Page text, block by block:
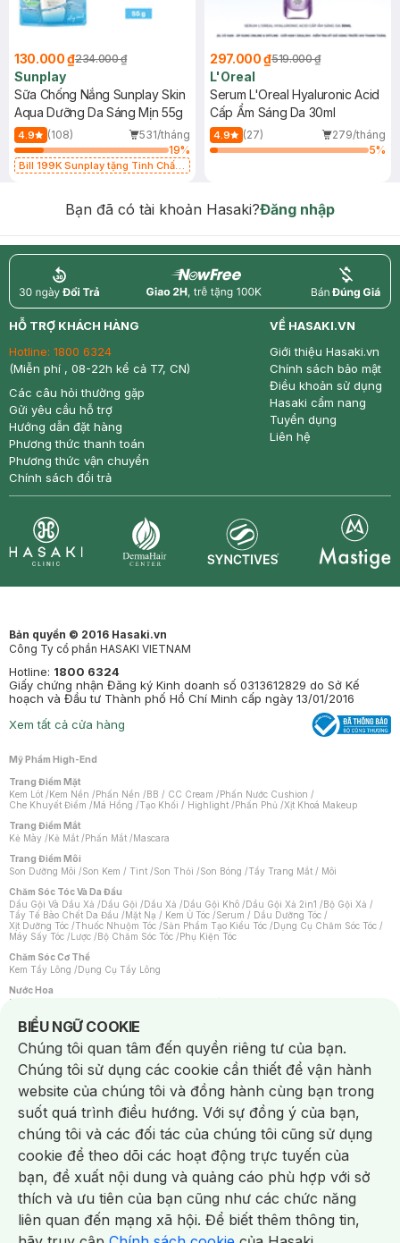
130.000 ₫234.000 ₫
Sunplay
Sữa Chống Nắng Sunplay Skin
Aqua Dưỡng Da Sáng Mịn 55g
4.9 (108)
531/tháng
19%
Bill 199K Sunplay tặng Tinh Chất
297.000 ₫519.000 ₫
L'Oreal
Serum L'Oreal Hyaluronic Acid
Cấp Ẩm Sáng Da 30ml
4.9 (27)
279/tháng
5%
Bạn đã có tài khoản Hasaki?Đăng nhập
return nowfree price
HỖ TRỢ KHÁCH HÀNG
Hotline: 1800 6324
(Miễn phí , 08-22h kể cả T7, CN)
Các câu hỏi thường gặp
Gửi yêu cầu hỗ trợ
Hướng dẫn đặt hàng
Phương thức thanh toán
Phương thức vận chuyển
Chính sách đổi trả
VỀ HASAKI.VN
Giới thiệu Hasaki.vn
Chính sách bảo mật
Điều khoản sử dụng
Hasaki cẩm nang
Tuyển dụng
Liên hệ
Bản quyền © 2016 Hasaki.vn
Công Ty cổ phần HASAKI VIETNAM
Hotline: 1800 6324
Giấy chứng nhận Đăng ký Kinh doanh số 0313612829 do Sở Kế
hoạch và Đầu tư Thành phố Hồ Chí Minh cấp ngày 13/01/2016
Xem tất cả cửa hàng
Mỹ Phẩm High-End
Trang Điểm Mặt
Kem Lót /Kem Nền /Phấn Nền /BB / CC Cream /Phấn Nước Cushion /
Che Khuyết Điểm /Má Hồng /Tạo Khối / Highlight /Phấn Phủ /Xịt Khoá Makeup
Trang Điểm Mắt
Kẻ Mày /Kẻ Mắt /Phấn Mắt /Mascara
Trang Điểm Môi
Son Dưỡng Môi /Son Kem / Tint /Son Thỏi /Son Bóng /Tẩy Trang Mắt / Môi
Chăm Sóc Tóc Và Da Đầu
Dầu Gội Và Dầu Xả /Dầu Gội /Dầu Xả /Dầu Gội Khô /Dầu Gội Xả 2in1 /Bộ Gội Xả /
Tẩy Tế Bào Chết Da Đầu /Mặt Nạ / Kem Ủ Tóc /Serum / Dầu Dưỡng Tóc /
Xịt Dưỡng Tóc /Thuốc Nhuộm Tóc /Sản Phẩm Tạo Kiểu Tóc /Dụng Cụ Chăm Sóc Tóc /
Máy Sấy Tóc /Lược /Bộ Chăm Sóc Tóc /Phụ Kiện Tóc
Chăm Sóc Cơ Thể
Kem Tẩy Lông /Dụng Cụ Tẩy Lông
Nước Hoa
Nước Hoa Nữ
Chăm Sóc Cá Nhân
Chống Muỗi /Khẩu Trang /Máy Massage/Mặt Nạ Xông Hơi /Nước Rửa Tay/
Sản Phẩm Chăm Sóc Khác /Bàn Chải Đánh Răng /Bàn Chải Điện/
Hỗ Trợ Trắng Răng/Kem Đánh Răng /Máy Tăm Nước/ Nước Súc Miệng/
Tăm / Chỉ Nha Khoa/ Xịt Thơm Miệng / Dung Dịch Vệ Sinh/Dưỡng Vùng Kín/
Khăn Ướt Vệ Sinh Vùng Kín/Băng Vệ Sinh/Tampon/Bọt Cạo Râu /Dao Cạo Râu/
Máy Cạo Râu
Vấn Đề Về Da
Da Dầu / Lỗ Chân Lông To/ Da Khô / Mất Nước/ Da Lão Hóa/ Da Mụn/
Da Nhạy Cảm / Kích Ứng
Da Xỉn Màu Thâm / Nám / Tàn Nhang
Quầng Thâm & Bọng Mắt /Sẹo /Viêm Da Cơ Địa
Dụng Cụ / Phụ Kiện Chăm Sóc Da
Bông Tẩy Trang
Khăn Lau Mặt Khô Dụng Cụ / Máy Rửa Mặt Máy Chăm Sóc Da
Dụng Cụ Chăm Sóc Khác
BIỂU NGỮ COOKIE
Notice about cookies usage
Chúng tôi quan tâm đến quyền riêng tư của bạn.
Chúng tôi sử dụng các cookie cần thiết để vận hành
website của chúng tôi và đồng hành cùng bạn trong
suốt quá trình điều hướng. Với sự đồng ý của bạn,
chúng tôi và các đối tác của chúng tôi cũng sử dụng
cookie để theo dõi các hoạt động trực tuyến của
bạn, đề xuất nội dung và quảng cáo phù hợp với sở
thích và ưu tiên của bạn cũng như các chức năng
liên quan đến mạng xã hội. Để biết thêm thông tin,